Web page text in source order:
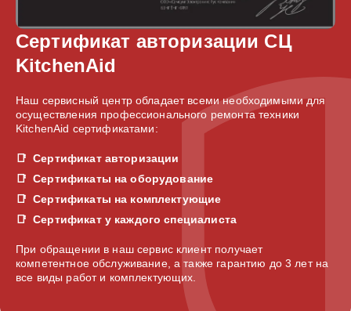
Сертификат авторизации СЦ
KitchenAid
Наш сервисный центр обладает всеми необходимыми для
осуществления профессионального ремонта техники
KitchenAid сертификатами:
Сертификат авторизации
Сертификаты на оборудование
Сертификаты на комплектующие
Сертификат у каждого специалиста
При обращении в наш сервис клиент получает
компетентное обслуживание, а также гарантию до 3 лет на
все виды работ и комплектующих.